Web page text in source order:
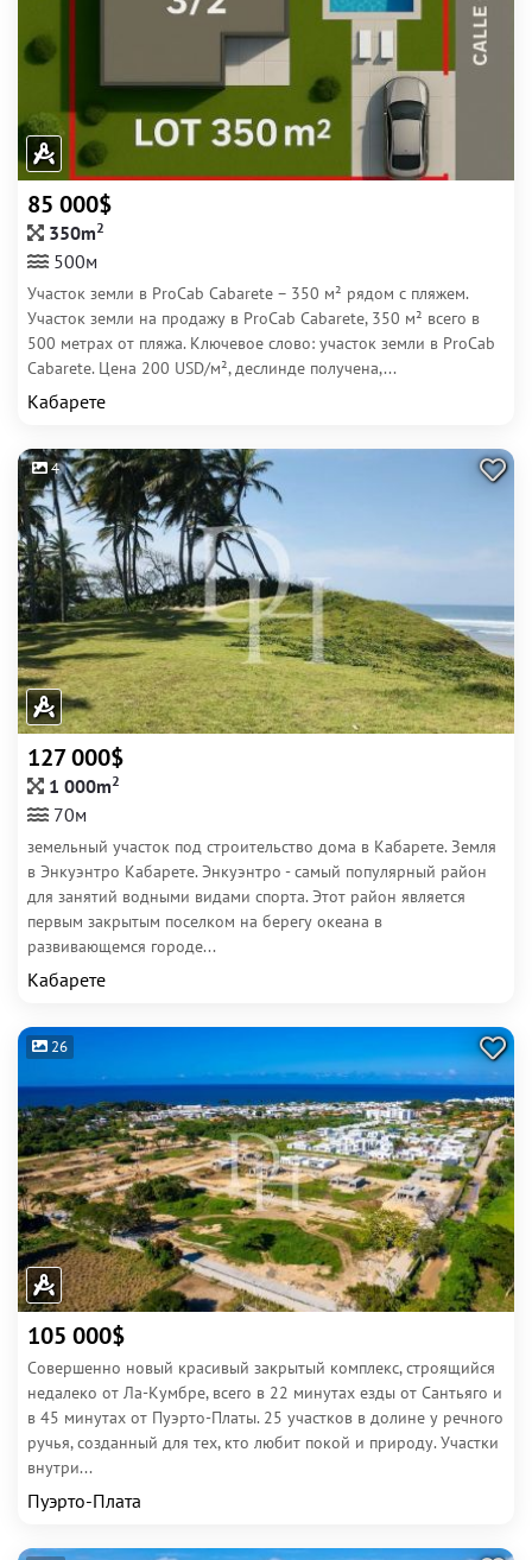
85 000$
350m2
500м
Участок земли в ProCab Cabarete – 350 м² рядом с пляжем.
Участок земли на продажу в ProCab Cabarete, 350 м² всего в
500 метрах от пляжа. Ключевое слово: участок земли в ProCab
Cabarete. Цена 200 USD/м², деслинде получена,...
Кабарете
4
127 000$
1 000m2
70м
земельный участок под строительство дома в Кабарете. Земля
в Энкуэнтро Кабарете. Энкуэнтро - самый популярный район
для занятий водными видами спорта. Этот район является
первым закрытым поселком на берегу океана в
развивающемся городе...
Кабарете
26
105 000$
Совершенно новый красивый закрытый комплекс, строящийся
недалеко от Ла-Кумбре, всего в 22 минутах езды от Сантьяго и
в 45 минутах от Пуэрто-Платы. 25 участков в долине у речного
ручья, созданный для тех, кто любит покой и природу. Участки
внутри...
Пуэрто-Плата